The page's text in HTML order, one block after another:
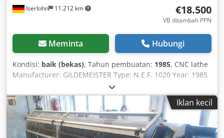
Iserlohn 11.212 km €18.500
VB ditambah PPN
Meminta Hubungi
Kondisi: baik (bekas), Tahun pembuatan: 1985, CNC lathe
Manufacturer: GILDEMEISTER Type: N.E.F. 1020 Year: 1985
Control: EPL 2 Turning diameter over bed: 1,020 mm
Turning diameter over cross slide: 600 mm Turning length:
3,000 mm Spindle speeds: 5 – 1,120 rpm Motor power: 30
kW Spindle bore: 128 mm Tool turret: Parat size 4 with 10
holders Faceplate: 900 mm, steady rest, boring block, chip
Iklan kecil